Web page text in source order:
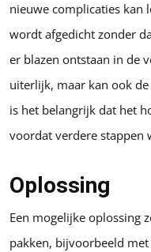
nieuwe complicaties kan
wordt afgedicht zonder
er blazen ontstaan in de
uiterlijk, maar kan ook
is het belangrijk dat het
voordat verdere stappen
Oplossing
Een mogelijke oplossing
pakken, bijvoorbeeld